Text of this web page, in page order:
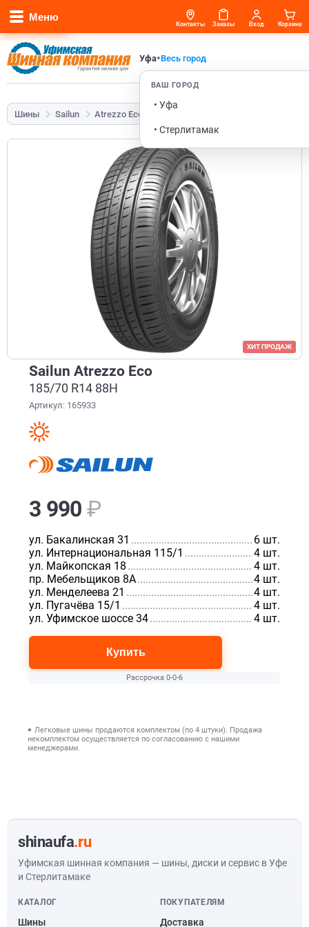
Меню
Уфа•Весь город
ВАШ ГОРОД
• Уфа
• Стерлитамак
Контакты Заказы Вход Корзина
Шины Sailun Atrezzo Eco
ХИТ ПРОДАЖ
Sailun Atrezzo Eco
185/70 R14 88H
Артикул: 165933
3 990₽
ул. Бакалинская 31
6 шт.
ул. Интернациональная 115/1
4 шт.
ул. Майкопская 18 .................................................................
4 шт.
пр. Мебельщиков 8А
4 шт.
ул. Менделеева 21 .................................................................
4 шт.
ул. Пугачёва 15/1 .................................................................
4 шт.
ул. Уфимское шоссе 34
4 шт.
Купить
Рассрочка 0-0-6
Легковые шины продаются комплектом (по 4 штуки). Продажа
некомплектом осуществляется по согласованию с нашими
менеджерами.
shinaufa.ru
Уфимская шинная компания — шины, диски и сервис в Уфе
и Стерлитамаке
КАТАЛОГ
Шины
ПОКУПАТЕЛЯМ
Доставка